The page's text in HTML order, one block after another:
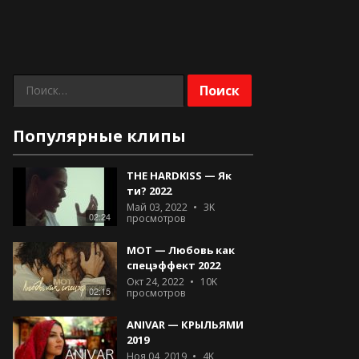
Найти:
Популярные клипы
02:24
THE HARDKISS — Як
ти? 2022
Май 03, 2022
3K
просмотров
02:15
МОТ — Любовь как
спецэффект 2022
Окт 24, 2022
10K
просмотров
ANIVAR — КРЫЛЬЯМИ
2019
Ноя 04, 2019 4K